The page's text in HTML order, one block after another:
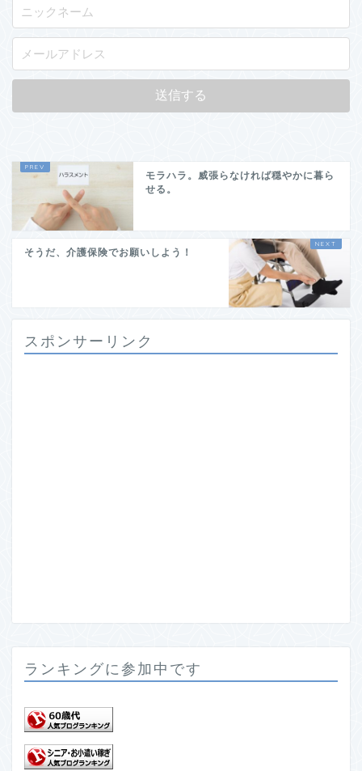
モラハラ。威張らなければ穏やかに暮ら
せる。
そうだ、介護保険でお願いしよう！
スポンサーリンク
ランキングに参加中です